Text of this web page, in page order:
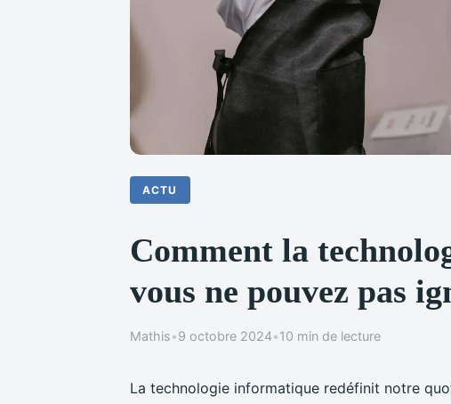
ACTU
Comment la
vous ne pouvez pas
Mathis•9 octobre 2024•10 min de lecture
La technologie informatique redéfinit notre